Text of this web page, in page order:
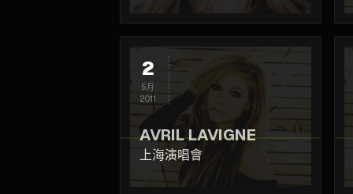
2
5月
2011
AVRIL LAVIGNE
上海演唱會